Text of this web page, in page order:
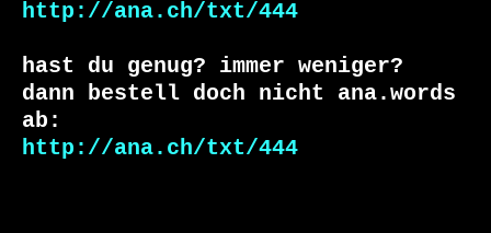
http://ana.ch/txt/444
hast du genug? immer weniger?
dann bestell doch nicht ana.words
http://ana.ch/txt/444